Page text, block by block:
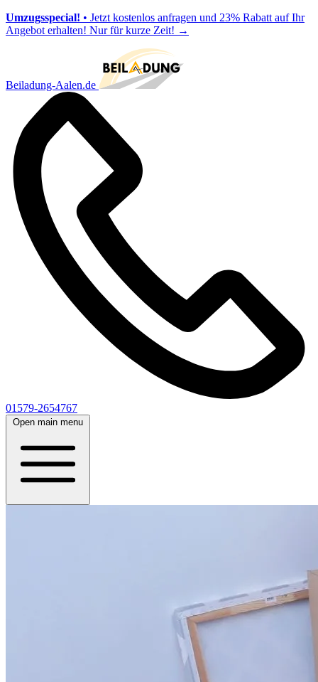
Umzugsspecial! • Jetzt kostenlos anfragen und 23% Rabatt auf Ihr
Angebot erhalten! Nur für kurze Zeit! →
Beiladung-Aalen.de
01579-2654767
Open main menu